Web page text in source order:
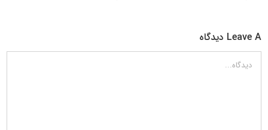
Leave A دیدگاه
دیدگاه